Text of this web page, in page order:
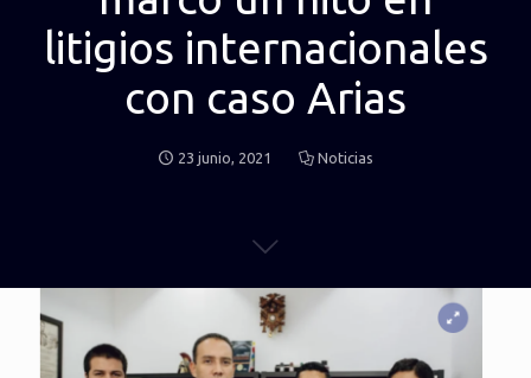
litigios internacionales
con caso Arias
23 junio, 2021 Noticias